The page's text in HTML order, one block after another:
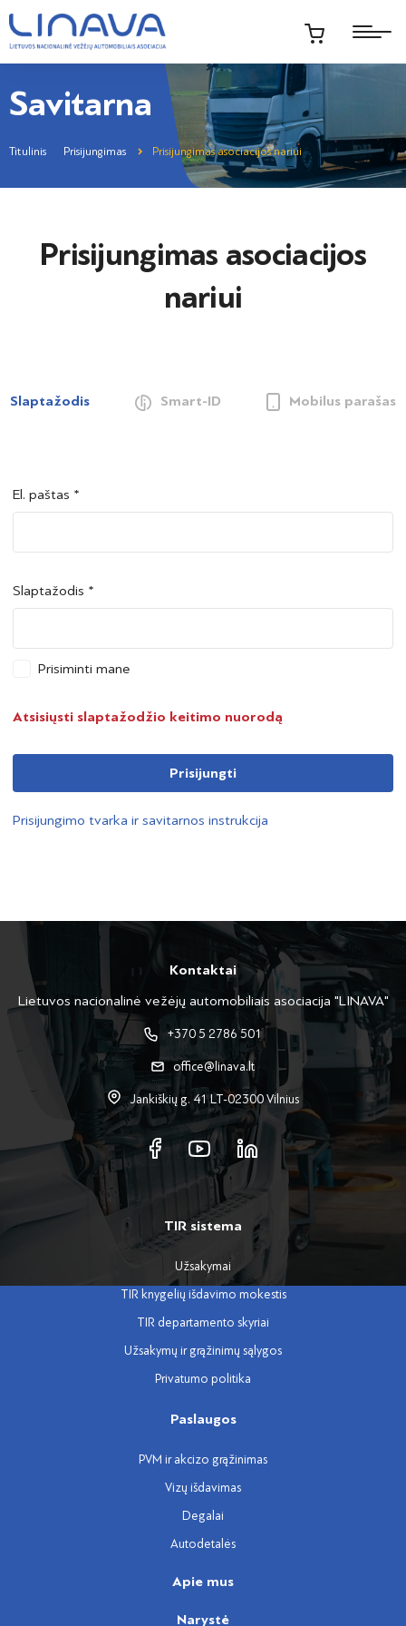
Savitarna
Titulinis Prisijungimas Prisijungimas asociacijos nariui
Prisijungimas asociacijos
nariui
Slaptažodis Smart-ID Mobilus parašas
Šalis *
Asmens kodas *
Šalis *
Asmens kodas *
El. paštas *
Slaptažodis *
Prisiminti mane
Atsisiųsti slaptažodžio keitimo nuorodą
Prisijungti
Prisijungimo tvarka ir savitarnos instrukcija
Kontaktai
Lietuvos nacionalinė vežėjų automobiliais asociacija "LINAVA"
+370 5 2786 501
office@linava.lt
Jankiškių g. 41 LT-02300 Vilnius
TIR sistema
Užsakymai
TIR knygelių išdavimo mokestis
TIR departamento skyriai
Užsakymų ir grąžinimų sąlygos
Privatumo politika
Paslaugos
PVM ir akcizo grąžinimas
Vizų išdavimas
Degalai
Autodetalės
Apie mus
Narystė